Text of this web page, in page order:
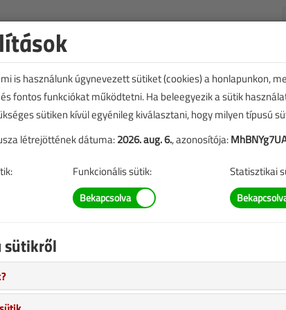
ÉVES
éves ütemezése a Médiaajánlat
2026. július-augusztus
teljes tartalma csak előfizetőink vagy vásárlóink számára érhető
már megvásárolta ezt a tartalmat,itt tud bejelentkezni.
is használunk úgynevezett sütiket (cookies) a honlapunkon,
fontos funkciókat működtetni. Ha beleegyezik a sütik
sütiken kívül egyénileg kiválasztani, hogy milyen típusú
létrejöttének dátuma:2026. aug. 6., azonosítója:
Funkcionális sütik: Statisztikai
sütikről